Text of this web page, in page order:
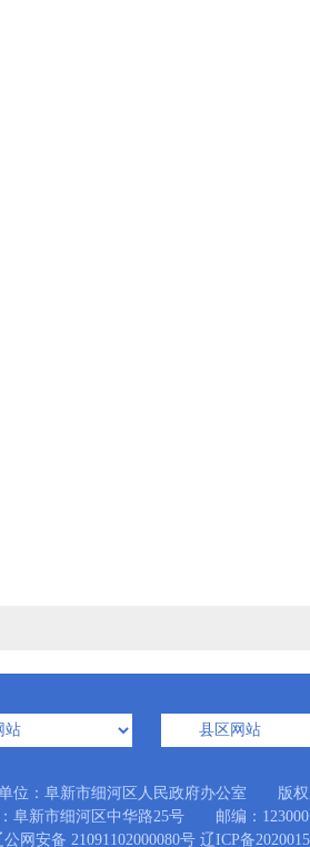
位：阜新市细河区人民政府办公室 版权
阜新市细河区中华路25号 邮编：
公网安备 21091102000080号 辽ICP备